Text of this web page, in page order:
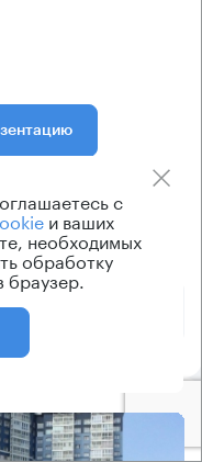
этом здании:
Этаж
₽
с
и ваших
необходимых
обработку
браузер.